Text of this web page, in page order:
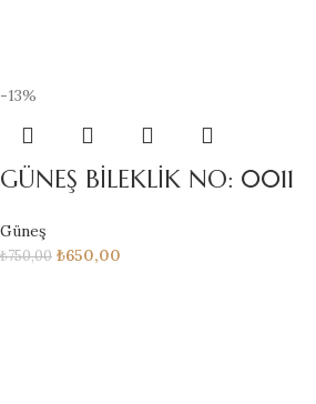
-13%
GÜNEŞ BİLEKLİK NO: 0011
Güneş
₺750,00 ₺650,00